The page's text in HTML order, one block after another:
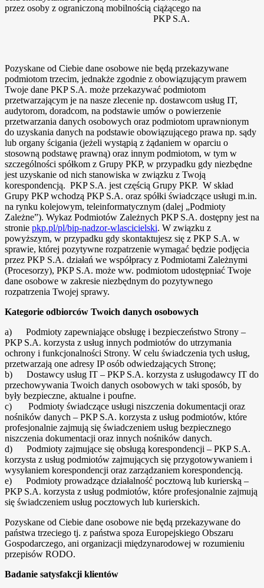
przez osoby z ograniczoną mobilnością ciążącego na
PKP S.A.
Pozyskane od Ciebie dane osobowe nie będą przekazywane
podmiotom trzecim, jednakże zgodnie z obowiązującym prawem
Twoje dane PKP S.A. może przekazywać podmiotom
przetwarzającym je na nasze zlecenie np. dostawcom usług IT,
audytorom, doradcom, na podstawie umów o powierzenie
przetwarzania danych osobowych oraz podmiotom uprawnionym
do uzyskania danych na podstawie obowiązującego prawa np. sądy
lub organy ścigania (jeżeli wystąpią z żądaniem w oparciu o
stosowną podstawę prawną) oraz innym podmiotom, w tym w
szczególności spółkom z Grupy PKP, w przypadku gdy niezbędne
jest uzyskanie od nich stanowiska w związku z Twoją
korespondencją. PKP S.A. jest częścią Grupy PKP. W skład
Grupy PKP wchodzą PKP S.A. oraz spółki świadczące usługi m.in.
na rynku kolejowym, teleinformatycznym (dalej „Podmioty
Zależne”). Wykaz Podmiotów Zależnych PKP S.A. dostępny jest na
stronie pkp.pl/pl/bip-nadzor-wlascicielski. W związku z
powyższym, w przypadku gdy skontaktujesz się z PKP S.A. w
sprawie, której pozytywne rozpatrzenie wymagać będzie podjęcia
przez PKP S.A. działań we współpracy z Podmiotami Zależnymi
(Procesorzy), PKP S.A. może ww. podmiotom udostępniać Twoje
dane osobowe w zakresie niezbędnym do pozytywnego
rozpatrzenia Twojej sprawy.
Kategorie odbiorców Twoich danych osobowych
a) Podmioty zapewniające obsługę i bezpieczeństwo Strony –
PKP S.A. korzysta z usług innych podmiotów do utrzymania
ochrony i funkcjonalności Strony. W celu świadczenia tych usług,
przetwarzają one adresy IP osób odwiedzających Stronę;
b) Dostawcy usług IT – PKP S.A. korzysta z usługodawcy IT do
przechowywania Twoich danych osobowych w taki sposób, by
były bezpieczne, aktualne i poufne.
c) Podmioty świadczące usługi niszczenia dokumentacji oraz
nośników danych – PKP S.A. korzysta z usług podmiotów, które
profesjonalnie zajmują się świadczeniem usług bezpiecznego
niszczenia dokumentacji oraz innych nośników danych.
d) Podmioty zajmujące się obsługą korespondencji – PKP S.A.
korzysta z usług podmiotów zajmujących się przygotowywaniem i
wysyłaniem korespondencji oraz zarządzaniem korespondencją.
e) Podmioty prowadzące działalność pocztową lub kurierską –
PKP S.A. korzysta z usług podmiotów, które profesjonalnie zajmują
się świadczeniem usług pocztowych lub kurierskich.
Pozyskane od Ciebie dane osobowe nie będą przekazywane do
państwa trzeciego tj. z państwa spoza Europejskiego Obszaru
Gospodarczego, ani organizacji międzynarodowej w rozumieniu
przepisów RODO.
Badanie satysfakcji klientów